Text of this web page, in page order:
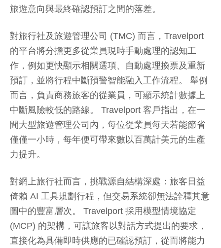
旅遊意向與最終確認預訂之間的落差。
對旅行社及旅遊管理公司 (TMC) 而言，Travelport
的平台將分擔更多從業員現時手動處理的認知工
作，例如更快顯示相關選項、自動處理換票及重新
預訂，並將行程中斷預警智能融入工作流程。 舉例
而言，負責商務旅客的從業員，可顯示統計數據上
中斷風險較低的路線。 Travelport 客戶指出，在一
間大型旅遊管理公司內，每位從業員每天若能節省
僅僅一小時，每年便可帶來數以百萬計美元的生產
力提升。
對網上旅行社而言，挑戰源自結構深處：旅客日益
倚賴 AI 工具規劃行程，但交易系統卻無法詮釋其意
圖中的豐富層次。 Travelport 採用模型情境協定
(MCP) 的架構，可讓旅客以對話方式提出的要求，
直接化為具備即時供應的已確認預訂，從而將能力